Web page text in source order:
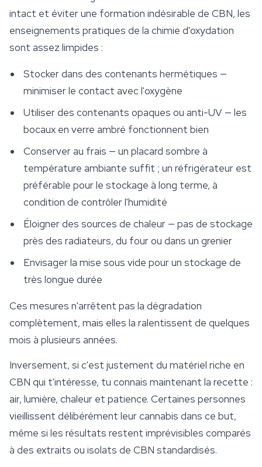
intact et éviter une formation indésirable de CBN, les
enseignements pratiques de la chimie d'oxydation
sont assez limpides :
Stocker dans des contenants hermétiques —
minimiser le contact avec l'oxygène
Utiliser des contenants opaques ou anti-UV — les
bocaux en verre ambré fonctionnent bien
Conserver au frais — un placard sombre à
température ambiante suffit ; un réfrigérateur est
préférable pour le stockage à long terme, à
condition de contrôler l'humidité
Éloigner des sources de chaleur — pas de stockage
près des radiateurs, du four ou dans un grenier
Envisager la mise sous vide pour un stockage de
très longue durée
Ces mesures n'arrêtent pas la dégradation
complètement, mais elles la ralentissent de quelques
mois à plusieurs années.
Inversement, si c'est justement du matériel riche en
CBN qui t'intéresse, tu connais maintenant la recette :
air, lumière, chaleur et patience. Certaines personnes
vieillissent délibérément leur cannabis dans ce but,
même si les résultats restent imprévisibles comparés
à des extraits ou isolats de CBN standardisés.